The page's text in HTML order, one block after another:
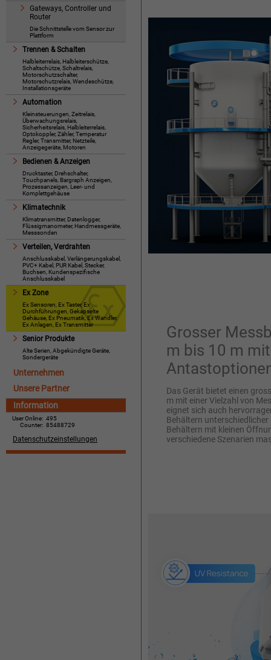
Gateways, Controller und
Router
Die Schnittstelle vom Sensor zur
Plattform
Trennen & Schalten
Halbleiterrelais, Halbleiterschütze,
Schaltschütze, Schaltrelais,
Motorschutzschalter,
Motorschutzrelais, Wendeschütze,
Installationsgeräte
Automation
Kleinsteuerungen, Zeitrelais,
Überwachungsrelais,
Sicherheitsrelais, Halbleiterrelais,
Optokoppler, Zähler, Temperatur
Regler, Transmitter, Netzteile,
Anzeigegeräte, Motoren
Bedienen & Anzeigen
Drucktaster, Drehschalter,
Touchpanels, Bargraph Anzeigen,
Prozessanzeigen, Leer- und
Komplettgehäuse
Klimatechnik
Klimatransmitter, Datenlogger,
Flüssigmanometer, Handmessgeräte,
Messsonden
Verteilen, Verdrahten
Anschlusskabel, Verlängerungskabel,
PVC+ Kabel, PUR Kabel, Stecker,
Buchsen, Kundenspezifische
Anschlusskabel
Ex Zone
Ex Sensoren, Ex Taster, Ex
Durchführungen, Gekapselte
Gehäuse, Ex Pneumatik, Ex Wandler,
Ex Anlagen, Ex Transmitter
Senior Produkte
Alte Serien, Abgekündigte Geräte,
Sondergeräte
Unternehmen
Unsere Partner
Information
User Online: 495
Counter: 85488729
Datenschutzeinstellungen
Grosser
m bis 10 m
Das Gerät bietet einen
m mit einer Vielzahl von
eignet sich auch
Behältern unterschiedlicher
Behältern mit kleinen
verschiedene Szenarien